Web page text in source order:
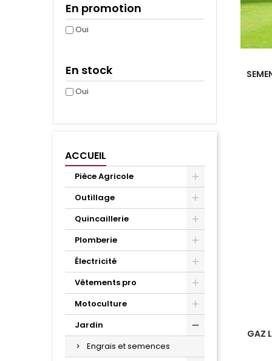
En promotion
Oui
En stock
Oui
ACCUEIL
Pièce Agricole
Outillage
Quincaillerie
Plomberie
Électricité
Vêtements pro
Motoculture
Jardin
Engrais et semences
GAZ